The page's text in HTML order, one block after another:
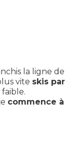
la ligne
vite skis
commence